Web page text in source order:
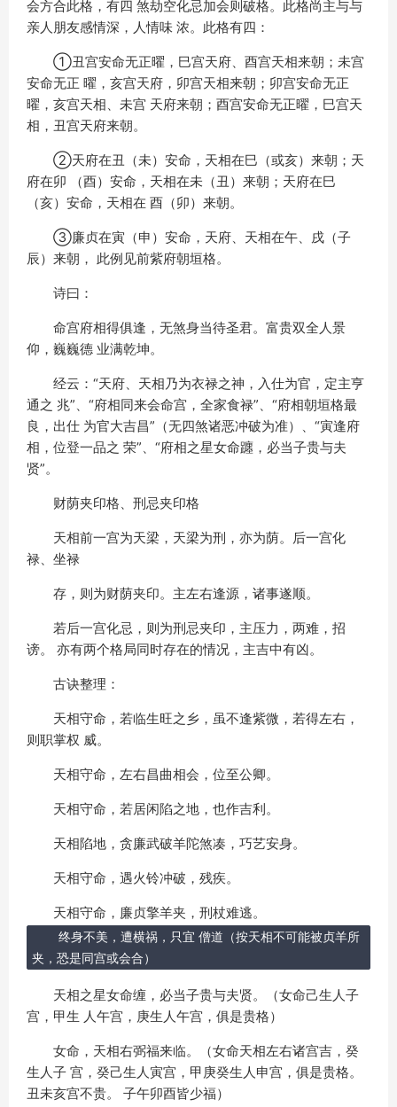
会方合此格，有四 煞劫空化忌加会则破格。此格尚主与与
亲人朋友感情深，人情味 浓。此格有四：
①丑宫安命无正曜，巳宫天府、酉宫天相来朝；未宫
安命无正 曜，亥宫天府，卯宫天相来朝；卯宫安命无正
曜，亥宫天相、未宫 天府来朝；酉宫安命无正曜，巳宫天
相，丑宫天府来朝。
②天府在丑（未）安命，天相在巳（或亥）来朝；天
府在卯 （酉）安命，天相在未（丑）来朝；天府在巳
（亥）安命，天相在 酉（卯）来朝。
③廉贞在寅（申）安命，天府、天相在午、戌（子
辰）来朝， 此例见前紫府朝垣格。
诗曰：
命宫府相得俱逢，无煞身当待圣君。富贵双全人景
仰，巍巍德 业满乾坤。
经云：“天府、天相乃为衣禄之神，入仕为官，定主亨
通之 兆”、“府相同来会命宫，全家食禄”、“府相朝垣格最
良，出仕 为官大吉昌”（无四煞诸恶冲破为准）、“寅逢府
相，位登一品之 荣”、“府相之星女命躔，必当子贵与夫
贤”。
财荫夹印格、刑忌夹印格
天相前一宫为天梁，天梁为刑，亦为荫。后一宫化
禄、坐禄
存，则为财荫夹印。主左右逢源，诸事遂顺。
若后一宫化忌，则为刑忌夹印，主压力，两难，招
谤。 亦有两个格局同时存在的情况，主吉中有凶。
古诀整理：
天相守命，若临生旺之乡，虽不逢紫微，若得左右，
则职掌权 威。
天相守命，左右昌曲相会，位至公卿。
天相守命，若居闲陷之地，也作吉利。
天相陷地，贪廉武破羊陀煞凑，巧艺安身。
天相守命，遇火铃冲破，残疾。
天相守命，廉贞擎羊夹，刑杖难逃。
终身不美，遭横祸，只宜 僧道（按天相不可能被贞羊所
夹，恐是同宫或会合）
天相之星女命缠，必当子贵与夫贤。（女命己生人子
宫，甲生 人午宫，庚生人午宫，俱是贵格）
女命，天相右弼福来临。（女命天相左右诸宫吉，癸
生人子 宫，癸己生人寅宫，甲庚癸生人申宫，俱是贵格。
丑未亥宫不贵。 子午卯酉皆少福）